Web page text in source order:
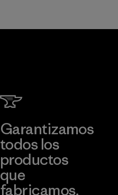
Garantizamos
todos los
productos
que
fabricamos.